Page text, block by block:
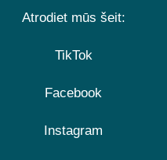
Atrodiet mūs šeit:
TikTok
Facebook
Instagram